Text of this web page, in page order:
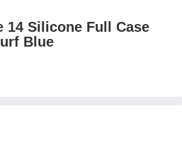
14 Silicone Full Case
Blue